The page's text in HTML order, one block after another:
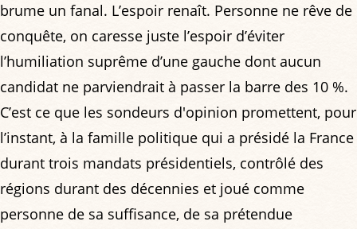
brume un fanal. L’espoir renaît. Personne ne rêve de
conquête, on caresse juste l’espoir d’éviter
l’humiliation suprême d’une gauche dont aucun
candidat ne parviendrait à passer la barre des 10 %.
C’est ce que les sondeurs d'opinion promettent, pour
l’instant, à la famille politique qui a présidé la France
durant trois mandats présidentiels, contrôlé des
régions durant des décennies et joué comme
personne de sa suffisance, de sa prétendue